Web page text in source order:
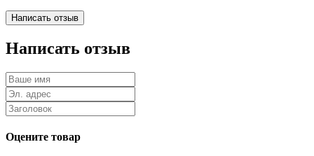
Написать отзыв
Оцените товар